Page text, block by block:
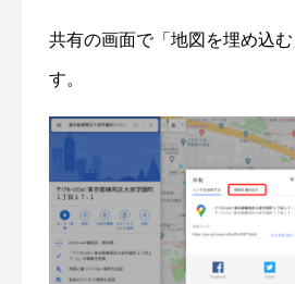
共有の画面で「地図を埋め込
す。